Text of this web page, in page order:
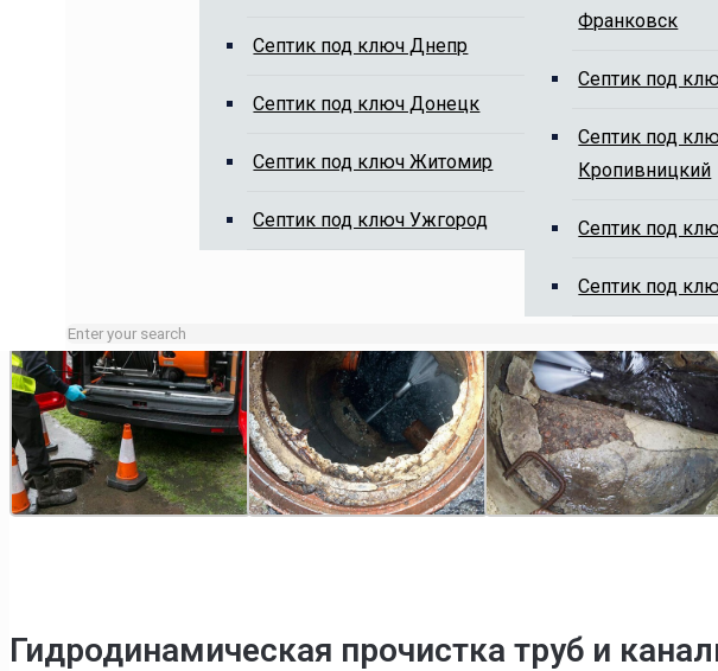
Cептик под ключ Днепр
Cептик под ключ Донецк
Cептик под ключ Житомир
Cептик под ключ Ужгород
Франковск
Cептик под
Cептик под
Кропивницкий
Cептик под
Cептик под
Выкачка выгребных ям, чистка ям от ила
Занятые линии или нерабочие время оставляйте заявку на сайте, мы Вам
Гидродинамическая прочистка труб и